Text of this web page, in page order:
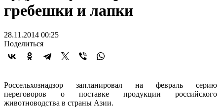
гребешки и лапки
28.11.2014 00:25
Поделиться
Россельхознадзор запланировал на февраль серию
переговоров о поставке продукции российского
животноводства в страны Азии.